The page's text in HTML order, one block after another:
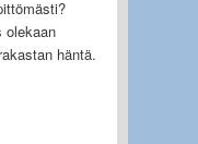
olekaan
häntä.